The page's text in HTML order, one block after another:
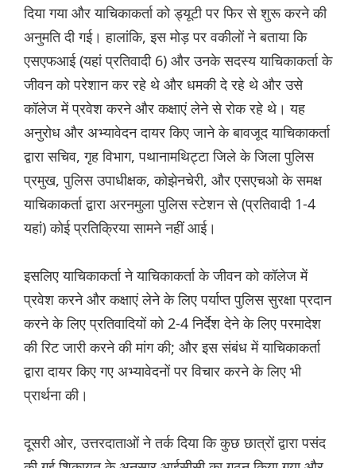
दिया गया और याचिकाकर्ता को ड्यूटी पर फिर से शुरू करने की
अनुमति दी गई। हालांकि, इस मोड़ पर वकीलों ने बताया कि
एसएफआई (यहां प्रतिवादी 6) और उनके सदस्य याचिकाकर्ता के
जीवन को परेशान कर रहे थे और धमकी दे रहे थे और उसे
कॉलेज में प्रवेश करने और कक्षाएं लेने से रोक रहे थे। यह
अनुरोध और अभ्यावेदन दायर किए जाने के बावजूद याचिकाकर्ता
द्वारा सचिव, गृह विभाग, पथानामथिट्टा जिले के जिला पुलिस
प्रमुख, पुलिस उपाधीक्षक, कोझेनचेरी, और एसएचओ के समक्ष
याचिकाकर्ता द्वारा अरनमुला पुलिस स्टेशन से (प्रतिवादी 1-4
यहां) कोई प्रतिक्रिया सामने नहीं आई।
इसलिए याचिकाकर्ता ने याचिकाकर्ता के जीवन को कॉलेज में
प्रवेश करने और कक्षाएं लेने के लिए पर्याप्त पुलिस सुरक्षा प्रदान
करने के लिए प्रतिवादियों को 2-4 निर्देश देने के लिए परमादेश
की रिट जारी करने की मांग की; और इस संबंध में याचिकाकर्ता
द्वारा दायर किए गए अभ्यावेदनों पर विचार करने के लिए भी
प्रार्थना की।
दूसरी ओर, उत्तरदाताओं ने तर्क दिया कि कुछ छात्रों द्वारा पसंद